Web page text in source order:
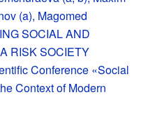
(a), Magomed
SOCIAL AND
RISK SOCIETY
Conference «Social
Context of Modern